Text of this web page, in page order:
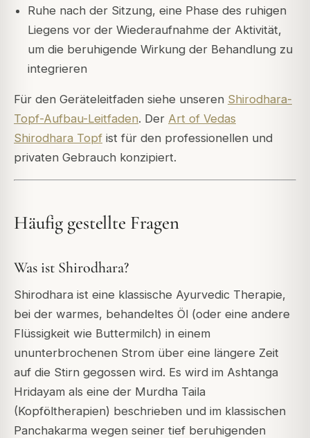
Ruhe nach der Sitzung, eine Phase des ruhigen
Liegens vor der Wiederaufnahme der Aktivität,
um die beruhigende Wirkung der Behandlung zu
integrieren
Für den Geräteleitfaden siehe unseren Shirodhara-
Topf-Aufbau-Leitfaden. Der Art of Vedas
Shirodhara Topf ist für den professionellen und
privaten Gebrauch konzipiert.
Häufig gestellte Fragen
Was ist Shirodhara?
Shirodhara ist eine klassische Ayurvedic Therapie,
bei der warmes, behandeltes Öl (oder eine andere
Flüssigkeit wie Buttermilch) in einem
ununterbrochenen Strom über eine längere Zeit
auf die Stirn gegossen wird. Es wird im Ashtanga
Hridayam als eine der Murdha Taila
(Kopföltherapien) beschrieben und im klassischen
Panchakarma wegen seiner tief beruhigenden